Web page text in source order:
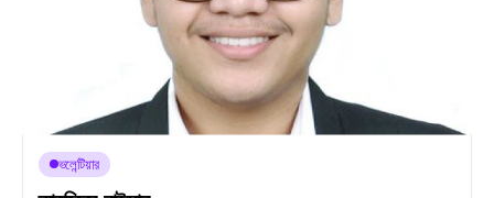
ভলেন্টিয়ার